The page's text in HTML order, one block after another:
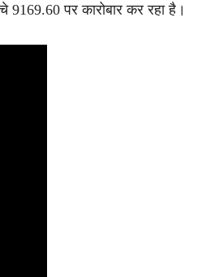
पर कारोबार कर रहा है।